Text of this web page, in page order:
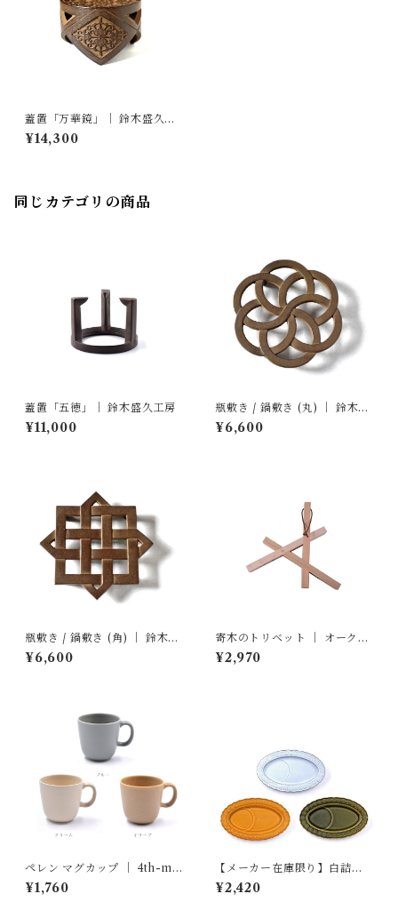
蓋置「万華鏡」｜ 鈴木盛久工
房
¥14,300
同じカテゴリの商品
蓋置「五徳」｜ 鈴木盛久工房
¥11,000
瓶敷き / 鍋敷き (丸) ｜ 鈴木盛
久工房
¥6,600
瓶敷き / 鍋敷き (角) ｜ 鈴木盛
久工房
¥6,600
寄木のトリベット ｜ オークヴ
ィレッジ
¥2,970
ペレン マグカップ ｜ 4th-ma
rket
¥1,760
【メーカー在庫限り】白詰草
シリーズ オーバルティーソー
サー ｜ 4th-market
¥2,420